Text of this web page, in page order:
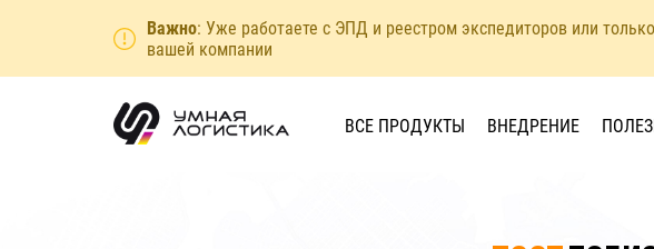
Важно: Уже работаете с ЭПД и реестром экспедиторов или
вашей компании
ВСЕ ПРОДУКТЫ ВНЕДРЕНИЕ